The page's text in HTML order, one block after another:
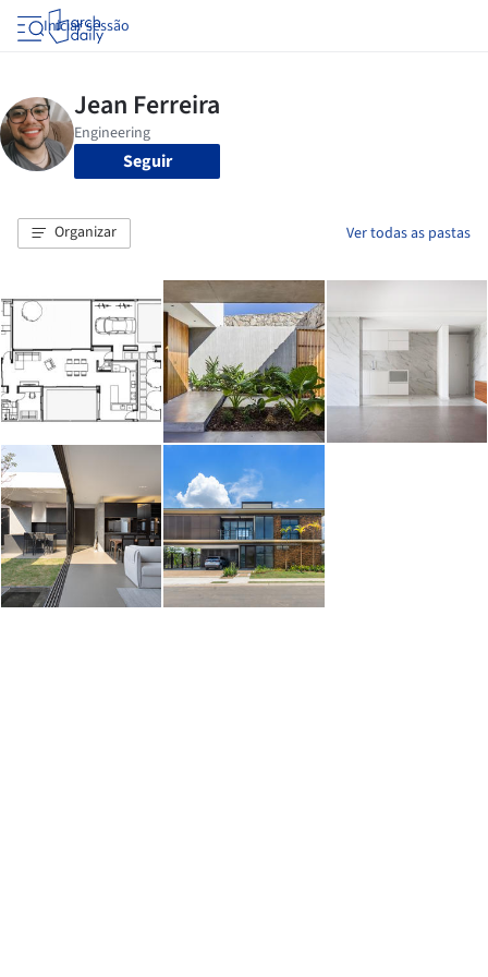
Iniciar sessão
Seguir
Organizar Ver todas as pastas